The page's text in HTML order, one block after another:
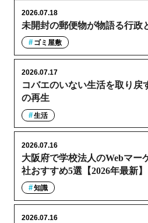
未開封の郵便物が物語る行政
2026.07.18
ゴミ屋敷
コバエのいない生活を取り戻
の再生
2026.07.17
生活
大阪府で学校法人のWebマー
社おすすめ5選【2026年最新】
2026.07.16
知識
2026.07.16